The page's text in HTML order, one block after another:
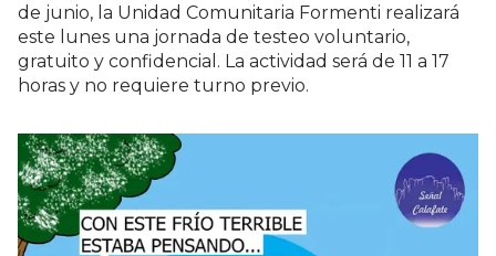
de junio, la Unidad Comunitaria Formenti realizará
este lunes una jornada de testeo voluntario,
gratuito y confidencial. La actividad será de 11 a 17
horas y no requiere turno previo.